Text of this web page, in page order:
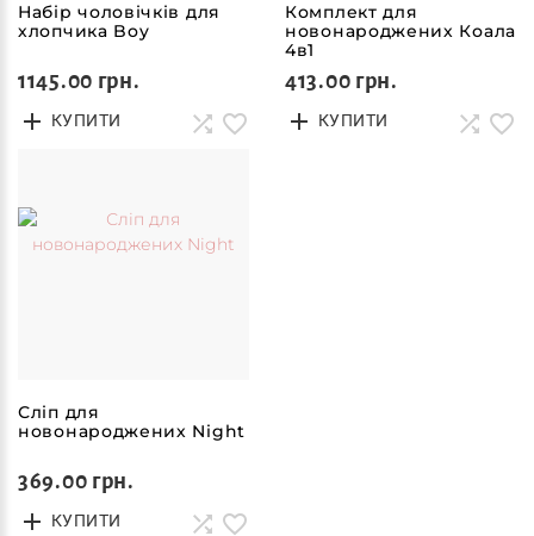
Набір чоловічків для
хлопчика Boy
1145.00 грн.
КУПИТИ
Комплект для
новонароджених Коала
4в1
413.00 грн.
КУПИТИ
Сліп для
новонароджених Night
369.00 грн.
КУПИТИ